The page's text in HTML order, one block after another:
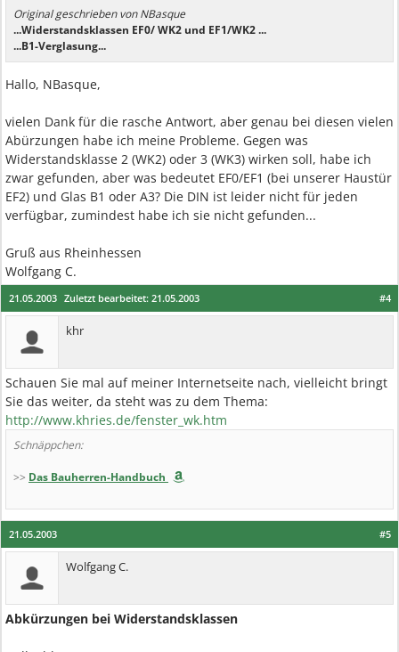
Original geschrieben von NBasque
...Widerstandsklassen EF0/ WK2 und EF1/WK2 ...
...B1-Verglasung...
Hallo, NBasque,
vielen Dank für die rasche Antwort, aber genau bei diesen vielen
Abürzungen habe ich meine Probleme. Gegen was
Widerstandsklasse 2 (WK2) oder 3 (WK3) wirken soll, habe ich
zwar gefunden, aber was bedeutet EF0/EF1 (bei unserer Haustür
EF2) und Glas B1 oder A3? Die DIN ist leider nicht für jeden
verfügbar, zumindest habe ich sie nicht gefunden...
Gruß aus Rheinhessen
Wolfgang C.
#4
21.05.2003 Zuletzt bearbeitet: 21.05.2003
khr
Schauen Sie mal auf meiner Internetseite nach, vielleicht bringt
Sie das weiter, da steht was zu dem Thema:
http://www.khries.de/fenster_wk.htm
Schnäppchen:
>> Das Bauherren-Handbuch
#5
21.05.2003
Wolfgang C.
Abkürzungen bei Widerstandsklassen